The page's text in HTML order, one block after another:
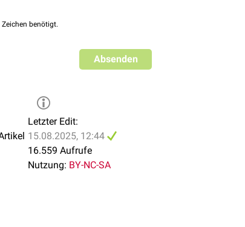
benötigt.
Absenden
Letzter Edit:
15.08.2025, 12:44
16.559 Aufrufe
Nutzung: BY-NC-SA